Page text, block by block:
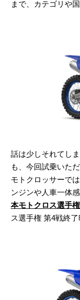
まで、カテゴリや
話は少しそれてし
も、今回試乗いた
モトクロッサーで
ンジンや人車一体
本モトクロス選手
ス選手権 第4戦終